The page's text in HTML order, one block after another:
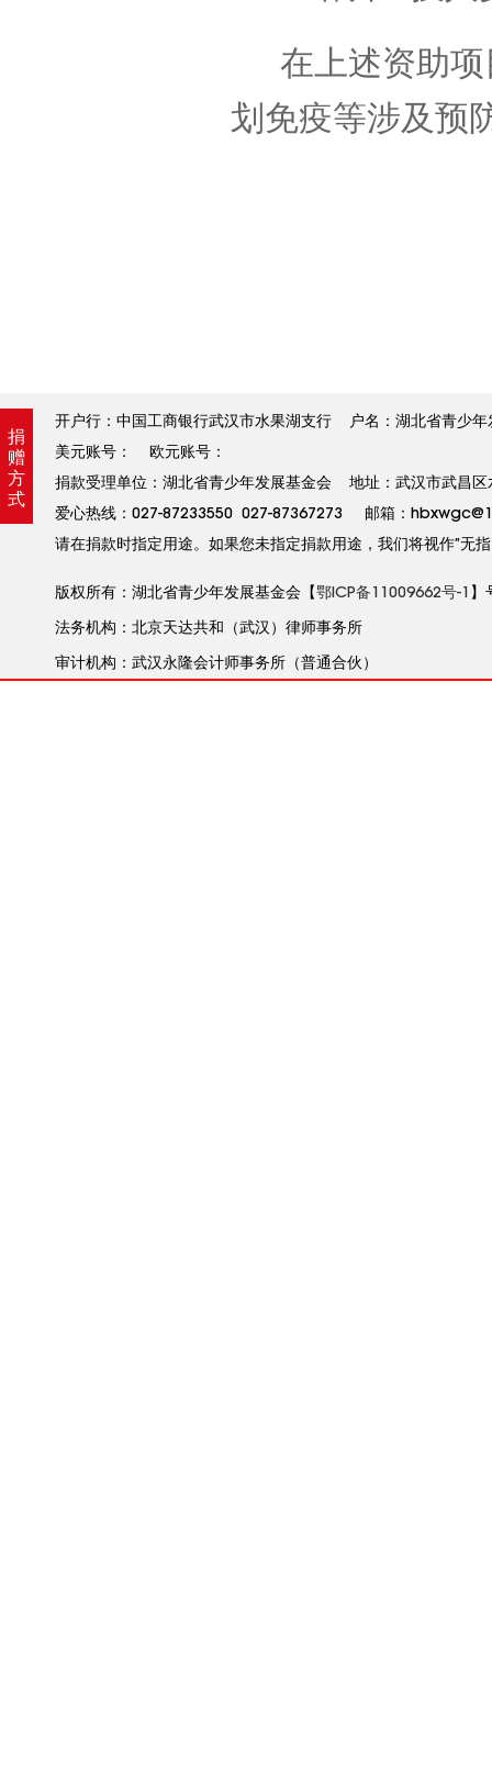
在上述资助项
划免疫等涉及预
捐
赠
方
式
开户行：中国工商银行武汉市水果湖支行 户名：湖北省青
美元账号： 欧元账号：
捐款受理单位：湖北省青少年发展基金会 地址：武汉市武昌
爱心热线：027-87233550 027-87367273 邮箱：
请在捐款时指定用途。如果您未指定捐款用途，我们将视作”无
版权所有：湖北省青少年发展基金会【鄂ICP备11009662号-1 】
法务机构：北京天达共和（武汉）律师事务所
审计机构：武汉永隆会计师事务所（普通合伙）